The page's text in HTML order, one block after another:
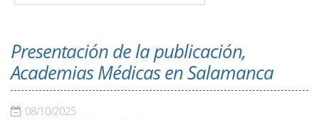
Presentación de la publicación,
Academias Médicas en Salamanca
08/10/2025